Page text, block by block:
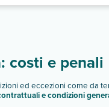
costi e penali
ed eccezioni come da
e condizioni